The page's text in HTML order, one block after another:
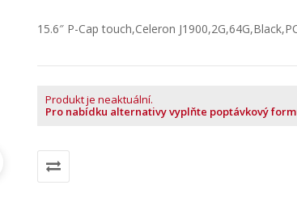
15.6″ P-Cap touch,Celeron
Produkt je neaktuální.
Pro nabídku alternativy vyplňte poptávkový